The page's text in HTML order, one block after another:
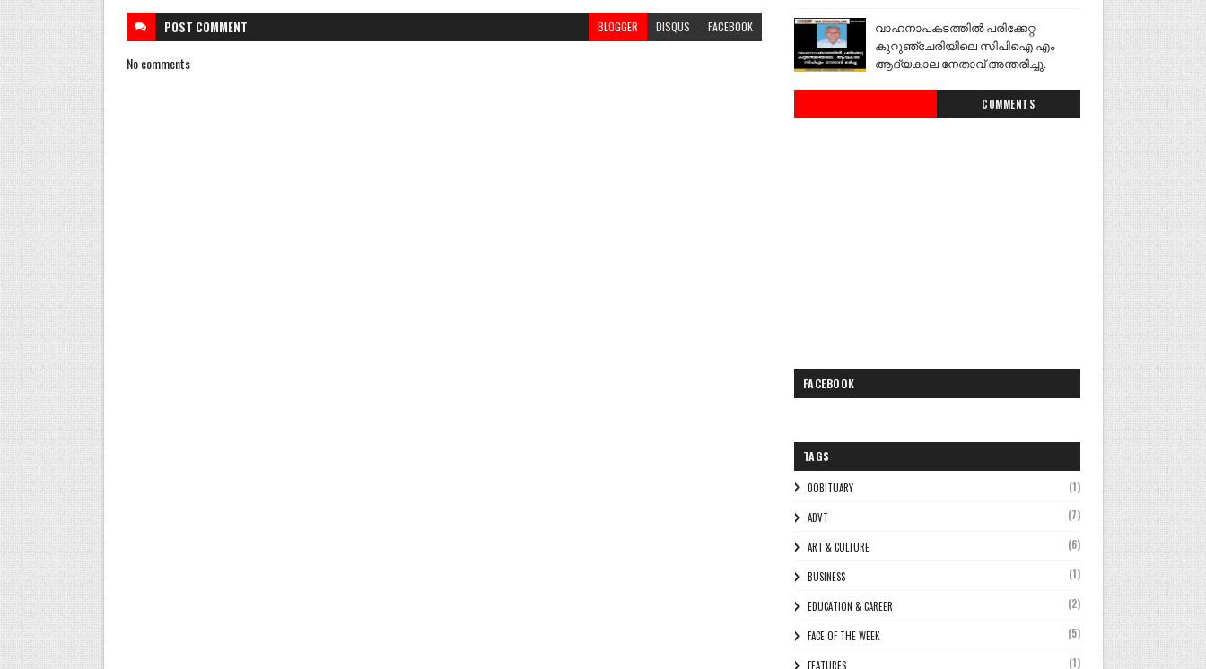
POST COMMENT BLOGGER DISQUS FACEBOOK
No comments
വാഹനാപകടത്തിൽ പരിക്കേറ്റ
കുറുഞ്ചേരിയിലെ സിപിഐ എം
ആദ്യകാല നേതാവ് അന്തരിച്ചു.
COMMENTS
FACEBOOK
TAGS
0OBITUARY (1)
ADVT (7)
ART & CULTURE (6)
BUSINESS (1)
EDUCATION & CAREER (2)
FACE OF THE WEEK (5)
FEATURES (1)